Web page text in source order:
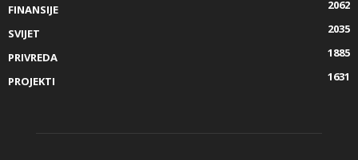
FINANSIJE
2062
SVIJET
2035
PRIVREDA
1885
PROJEKTI
1631